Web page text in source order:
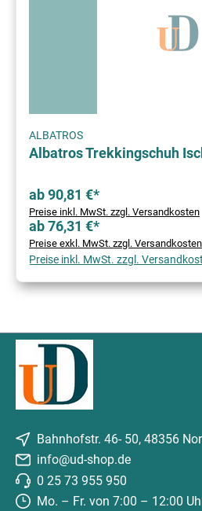
ALBATROS
Albatros Trekkingschuh
ab 90,81 €*
Preise inkl. MwSt. zzgl. Versandkosten
ab 76,31 €*
Preise exkl. MwSt. zzgl. Versandkosten
Preise inkl. MwSt. zzgl.
Bahnhofstr. 46- 50, 48356
info@ud-shop.de
0 25 73 955 950
Mo. – Fr. von 7:00 – 12:00